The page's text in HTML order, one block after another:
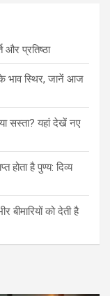
और प्रतिष्ठा
भाव स्थिर, जानें आज
सस्ता? यहां देखें नए
होता है पुण्य: दिव्य
को देती है